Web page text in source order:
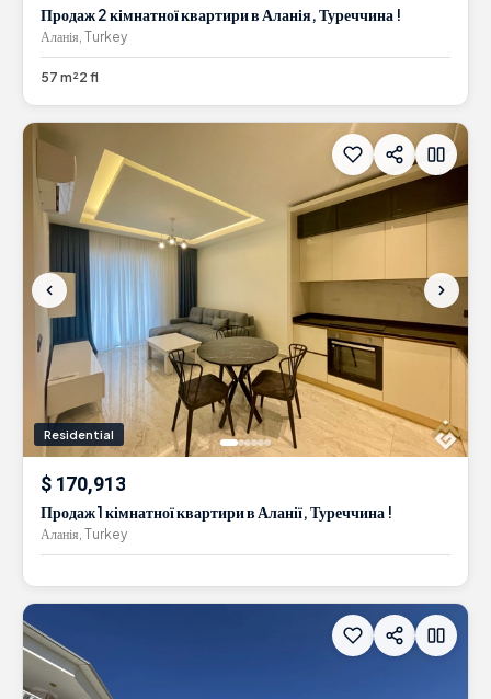
Продаж 2 кімнатної квартири в Аланія, Туреччина !
Аланія, Turkey
57 m²2 fl
Residential
$ 170,913
Продаж 1 кімнатної квартири в Аланії, Туреччина !
Аланія, Turkey